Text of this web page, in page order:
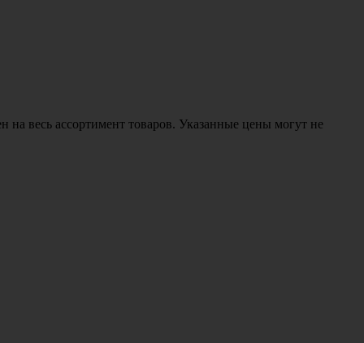
весь ассортимент товаров. Указанные цены могут не